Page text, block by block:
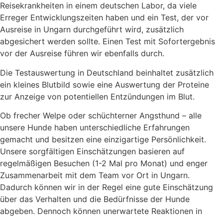
Reisekrankheiten in einem deutschen Labor, da viele
Erreger Entwicklungszeiten haben und ein Test, der vor
Ausreise in Ungarn durchgeführt wird, zusätzlich
abgesichert werden sollte. Einen Test mit Sofortergebnis
vor der Ausreise führen wir ebenfalls durch.
Die Testauswertung in Deutschland beinhaltet zusätzlich
ein kleines Blutbild sowie eine Auswertung der Proteine
zur Anzeige von potentiellen Entzündungen im Blut.
Ob frecher Welpe oder schüchterner Angsthund – alle
unsere Hunde haben unterschiedliche Erfahrungen
gemacht und besitzen eine einzigartige Persönlichkeit.
Unsere sorgfältigen Einschätzungen basieren auf
regelmäßigen Besuchen (1-2 Mal pro Monat) und enger
Zusammenarbeit mit dem Team vor Ort in Ungarn.
Dadurch können wir in der Regel eine gute Einschätzung
über das Verhalten und die Bedürfnisse der Hunde
abgeben. Dennoch können unerwartete Reaktionen in